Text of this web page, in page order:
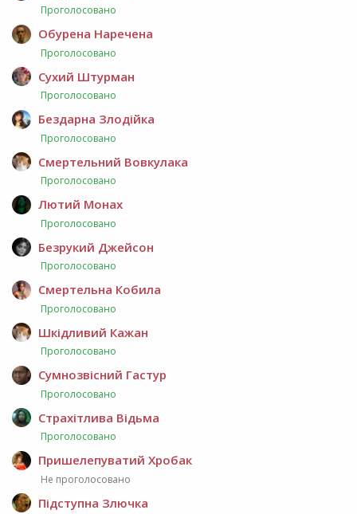
Проголосовано
Обурена Наречена
Проголосовано
Сухий Штурман
Проголосовано
Бездарна Злодійка
Проголосовано
Смертельний Вовкулака
Проголосовано
Лютий Монах
Проголосовано
Безрукий Джейсон
Проголосовано
Смертельна Кобила
Проголосовано
Шкідливий Кажан
Проголосовано
Сумнозвісний Гастур
Проголосовано
Страхітлива Відьма
Проголосовано
Пришелепуватий Хробак
Не проголосовано
Підступна Злючка